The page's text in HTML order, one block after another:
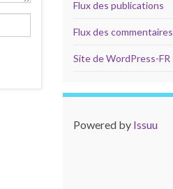
Flux des publications
Flux des commentaires
Site de WordPress-FR
Powered by Issuu